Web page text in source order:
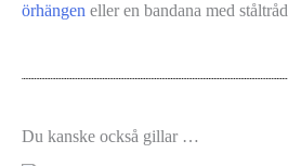
örhängen eller en bandana med ståltråd
Du kanske också gillar …